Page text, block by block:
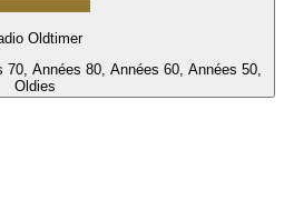
Oldtimer
70, Années 80, Années 60, Années 50,
Oldies